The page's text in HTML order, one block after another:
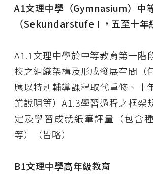
A1文理中學（Gymnasium）中
（Sekundarstufe I ，五至十
A1.1文理中學於中等教育第一階
校之組織架構及形成發展空間（
應以特別輔導課程取代重修、十
業說明等）A1.3學習過程之框架
定及學習成就紙筆評量（包含
等）（皆略）
B1文理中學高年級教育